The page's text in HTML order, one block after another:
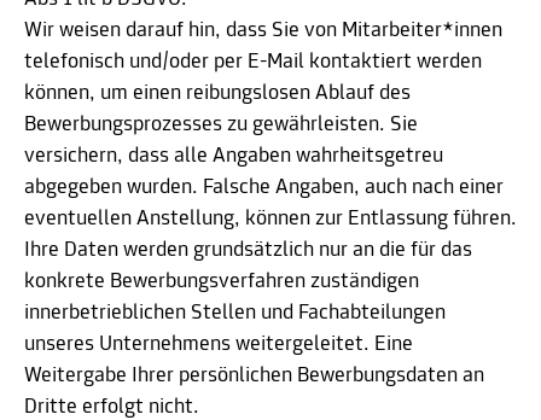
Wir weisen darauf hin, dass Sie von Mitarbeiter*innen
telefonisch und/oder per E-Mail kontaktiert werden
können, um einen reibungslosen Ablauf des
Bewerbungsprozesses zu gewährleisten. Sie
versichern, dass alle Angaben wahrheitsgetreu
abgegeben wurden. Falsche Angaben, auch nach einer
eventuellen Anstellung, können zur Entlassung führen.
Ihre Daten werden grundsätzlich nur an die für das
konkrete Bewerbungsverfahren zuständigen
innerbetrieblichen Stellen und Fachabteilungen
unseres Unternehmens weitergeleitet. Eine
Weitergabe Ihrer persönlichen Bewerbungsdaten an
Dritte erfolgt nicht.